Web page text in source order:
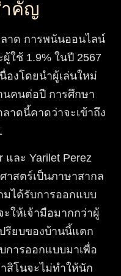
ำคัญ
าด การพนันออนไลน์
ใช้ 1.9% ในปี 2567
องโดยนำผู้เล่นใหม่
คนต่อปี การศึกษา
ลาดนี้คาดว่าจะเข้าถึง
และ Yarilet Perez
าสตร์เป็นภาษาสากล
มได้รับการออกแบบ
ให้เจ้ามือมากกว่าผู้
รียบของบ้านนี้แตก
การออกแบบมาเพื่อ
สิโนจะไม่ทำให้นัก